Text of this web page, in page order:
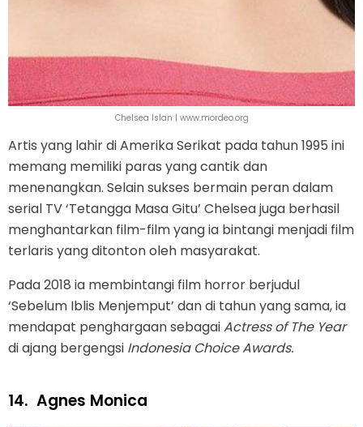
Chelsea Islan | www.mordeo.org
Artis yang lahir di Amerika Serikat pada tahun 1995 ini
memang memiliki paras yang cantik dan
menenangkan. Selain sukses bermain peran dalam
serial TV ‘Tetangga Masa Gitu’ Chelsea juga berhasil
menghantarkan film-film yang ia bintangi menjadi film
terlaris yang ditonton oleh masyarakat.
Pada 2018 ia membintangi film horror berjudul
‘Sebelum Iblis Menjemput’ dan di tahun yang sama, ia
mendapat penghargaan sebagaiActress of The Year
di ajang bergengsi Indonesia Choice Awards.
14. Agnes Monica